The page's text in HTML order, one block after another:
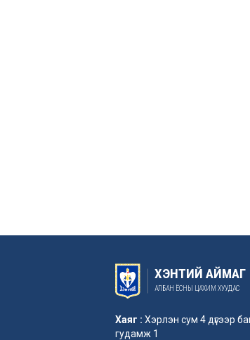
ХЭНТИЙ АЙМАГ
АЛБАН ЁСНЫ ЦАХИМ ХУУДАС
Хаяг : Хэрлэн сум 4 дүгээр
гудамж 1